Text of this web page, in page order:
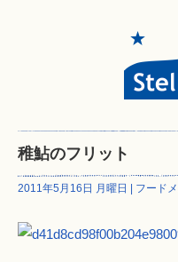
稚鮎のフリット
2011年5月16日 月曜日 | フード